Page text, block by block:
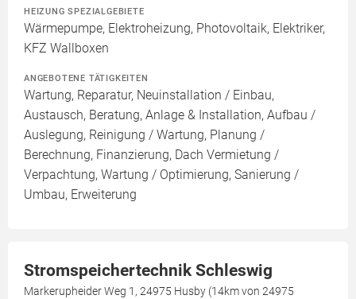
HEIZUNG SPEZIALGEBIETE
Wärmepumpe, Elektroheizung, Photovoltaik, Elektriker,
KFZ Wallboxen
ANGEBOTENE TÄTIGKEITEN
Wartung, Reparatur, Neuinstallation / Einbau,
Austausch, Beratung, Anlage & Installation, Aufbau /
Auslegung, Reinigung / Wartung, Planung /
Berechnung, Finanzierung, Dach Vermietung /
Verpachtung, Wartung / Optimierung, Sanierung /
Umbau, Erweiterung
Stromspeichertechnik Schleswig
Markerupheider Weg 1, 24975 Husby (14km von 24975